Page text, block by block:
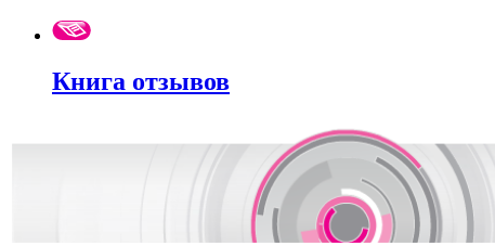
Книга отзывов